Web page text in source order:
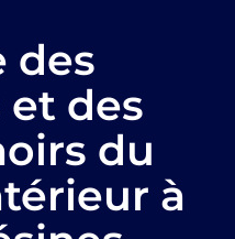
des
des
du
à